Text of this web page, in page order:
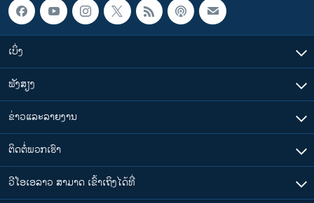
ເບິ່ງ
ຟັງສຽງ
ຂ່າວແລະລາຍງານ
ຕິດຕໍ່ພວກເຮົາ
ວີໂອເອລາວ ສາມາດ ເຂົ້າເຖິງໄດ້ທີ່